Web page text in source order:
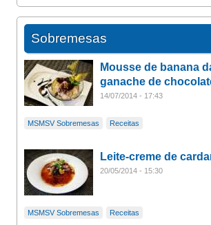
Sobremesas
Mousse de banana
ganache de
14/07/2014 - 17:43
MSMSV Sobremesas Receitas
Leite-creme de
20/05/2014 - 15:30
MSMSV Sobremesas Receitas